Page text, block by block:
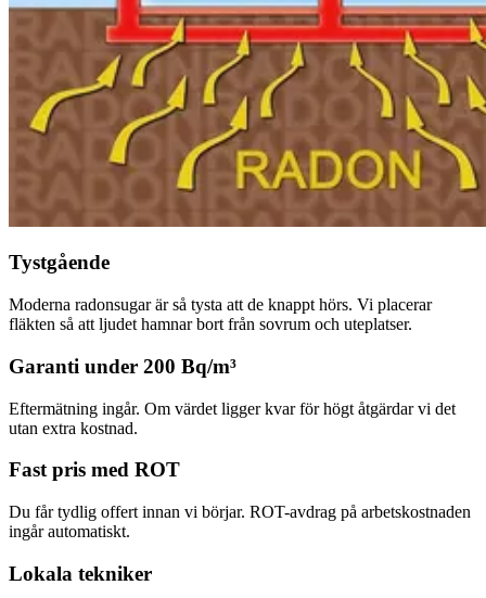
Tystgående
Moderna radonsugar är så tysta att de knappt hörs. Vi placerar
fläkten så att ljudet hamnar bort från sovrum och uteplatser.
Garanti under 200 Bq/m³
Eftermätning ingår. Om värdet ligger kvar för högt åtgärdar vi det
utan extra kostnad.
Fast pris med ROT
Du får tydlig offert innan vi börjar. ROT-avdrag på arbetskostnaden
ingår automatiskt.
Lokala tekniker